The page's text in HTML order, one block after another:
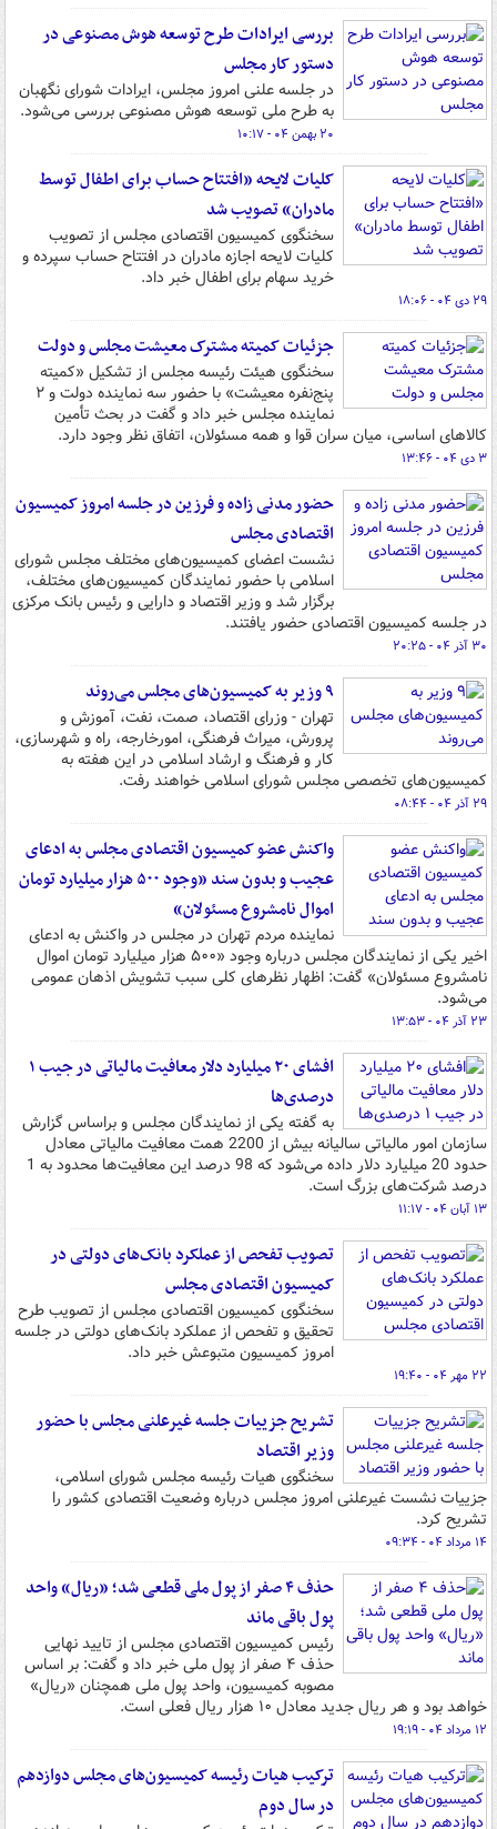
بررسی ایرادات طرح توسعه هوش مصنوعی در
دستور کار مجلس
در جلسه علنی امروز مجلس، ایرادات شورای نگهبان
به طرح ملی توسعه هوش مصنوعی بررسی می‌شود.
۲۰ بهمن ۰۴ - ۱۰:۱۷
کلیات لایحه «افتتاح حساب برای اطفال توسط
مادران» تصویب شد
سخنگوی کمیسیون اقتصادی مجلس از تصویب
کلیات لایحه اجازه مادران در افتتاح حساب سپرده و
خرید سهام برای اطفال خبر داد.
۲۹ دی ۰۴ - ۱۸:۰۶
جزئیات کمیته مشترک معیشت مجلس و دولت
سخنگوی هیئت رئیسه مجلس از تشکیل «کمیته
پنج‌نفره معیشت» با حضور سه نماینده دولت و ٢
نماینده مجلس خبر داد و گفت در بحث تأمین
کالاهای اساسی، میان سران قوا و همه مسئولان، اتفاق نظر وجود دارد.
۳ دی ۰۴ - ۱۳:۴۶
حضور مدنی زاده و فرزین در جلسه امروز کمیسیون
اقتصادی مجلس
نشست اعضای کمیسیون‌های مختلف مجلس شورای
اسلامی با حضور نمایندگان کمیسیون‌های مختلف،
برگزار شد و وزیر اقتصاد و دارایی و رئیس بانک مرکزی
در جلسه کمیسیون اقتصادی حضور یافتند.
۳۰ آذر ۰۴ - ۲۰:۲۵
۹ وزیر به کمیسیون‌های مجلس می‌روند
تهران - وزرای اقتصاد، صمت، نفت، آموزش و
پرورش، میراث فرهنگی، امورخارجه، راه و شهرسازی،
کار و فرهنگ و ارشاد اسلامی در این هفته به
کمیسیون‌های تخصصی مجلس شورای اسلامی خواهند رفت.
۲۹ آذر ۰۴ - ۰۸:۴۴
واکنش عضو کمیسیون اقتصادی مجلس به ادعای
عجیب و بدون سند «وجود ۵۰۰ هزار میلیارد تومان
اموال نامشروع مسئولان»
نماینده مردم تهران در مجلس در واکنش به ادعای
اخیر یکی از نمایندگان مجلس درباره وجود «۵۰۰ هزار میلیارد تومان اموال
نامشروع مسئولان» گفت: اظهار نظرهای کلی سبب تشویش اذهان عمومی
می‌شود.
۲۳ آذر ۰۴ - ۱۳:۵۳
افشای ۲۰ میلیارد دلار معافیت مالیاتی در جیب ۱
درصدی‌ها
به گفته یکی از نمایندگان مجلس و براساس گزارش
سازمان امور مالیاتی سالیانه بیش از 2200 همت معافیت مالیاتی معادل
حدود 20 میلیارد دلار داده می‌شود که 98 درصد این معافیت‌ها محدود به 1
درصد شرکت‌های بزرگ است.
۱۳ آبان ۰۴ - ۱۱:۱۷
تصویب تفحص از عملکرد بانک‌های دولتی در
کمیسیون اقتصادی مجلس
سخنگوی کمیسیون اقتصادی مجلس از تصویب طرح
تحقیق و تفحص از عملکرد بانک‌های دولتی در جلسه
امروز کمیسیون متبوعش خبر داد.
۲۲ مهر ۰۴ - ۱۹:۴۰
تشریح جزییات جلسه غیرعلنی مجلس با حضور
وزیر اقتصاد
سخنگوی هیات رئیسه مجلس شورای اسلامی،
جزییات نشست غیرعلنی امروز مجلس درباره وضعیت اقتصادی کشور را
تشریح کرد.
۱۴ مرداد ۰۴ - ۰۹:۳۴
حذف ۴ صفر از پول ملی قطعی شد؛ «ریال» واحد
پول باقی ماند
رئیس کمیسیون اقتصادی مجلس از تایید نهایی
حذف ۴ صفر از پول ملی خبر داد و گفت: بر اساس
مصوبه کمیسیون، واحد پول ملی همچنان «ریال»
خواهد بود و هر ریال جدید معادل ۱۰ هزار ریال فعلی است.
۱۲ مرداد ۰۴ - ۱۹:۱۹
ترکیب هیات رئیسه کمیسیون‌های مجلس دوازدهم
در سال دوم